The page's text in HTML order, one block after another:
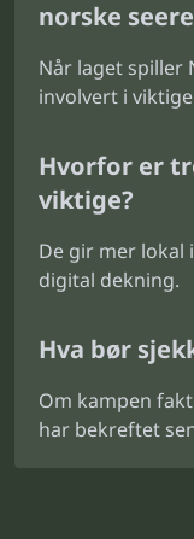
norske
Når laget spiller
involvert i
Hvorfor er
viktige?
De gir mer lokal
digital dekning.
Hva bør
Om kampen
har bekreftet